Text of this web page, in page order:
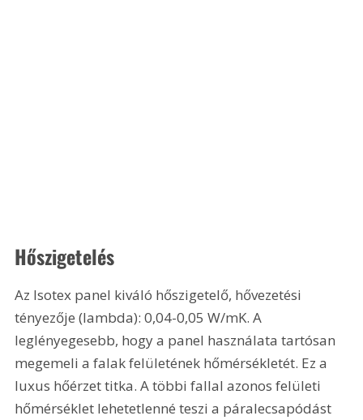
Hőszigetelés
Az Isotex panel kiváló hőszigetelő, hővezetési
tényezője (lambda): 0,04-0,05 W/mK. A
leglényegesebb, hogy a panel használata tartósan
megemeli a falak felületének hőmérsékletét. Ez a
luxus hőérzet titka. A többi fallal azonos felületi
hőmérséklet lehetetlenné teszi a páralecsapódást